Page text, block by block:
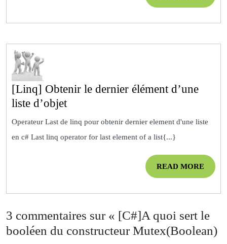
Palindrome
MORE
[Linq] Obtenir le dernier élément d’une
liste d’objet[Linq]
Obtenir
Operateur Last de linq pour obtenir dernier element d'une liste
en c# Last linq operator for last element of a list{...}
READ MOREREAD
MORE
3 commentaires sur « [C#]A quoi sert le
booléen du constructeur Mutex(Boolean)